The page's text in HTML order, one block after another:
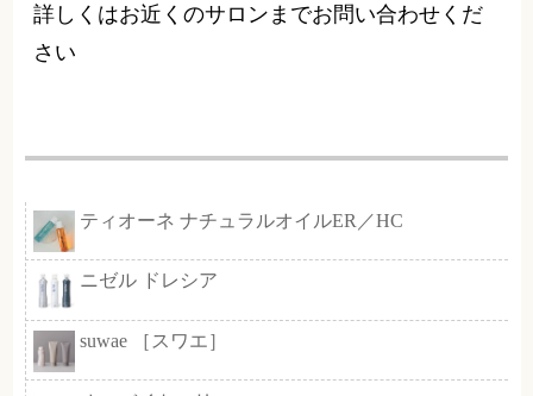
40ml 3,080円
会員様価格 ２，１５６円